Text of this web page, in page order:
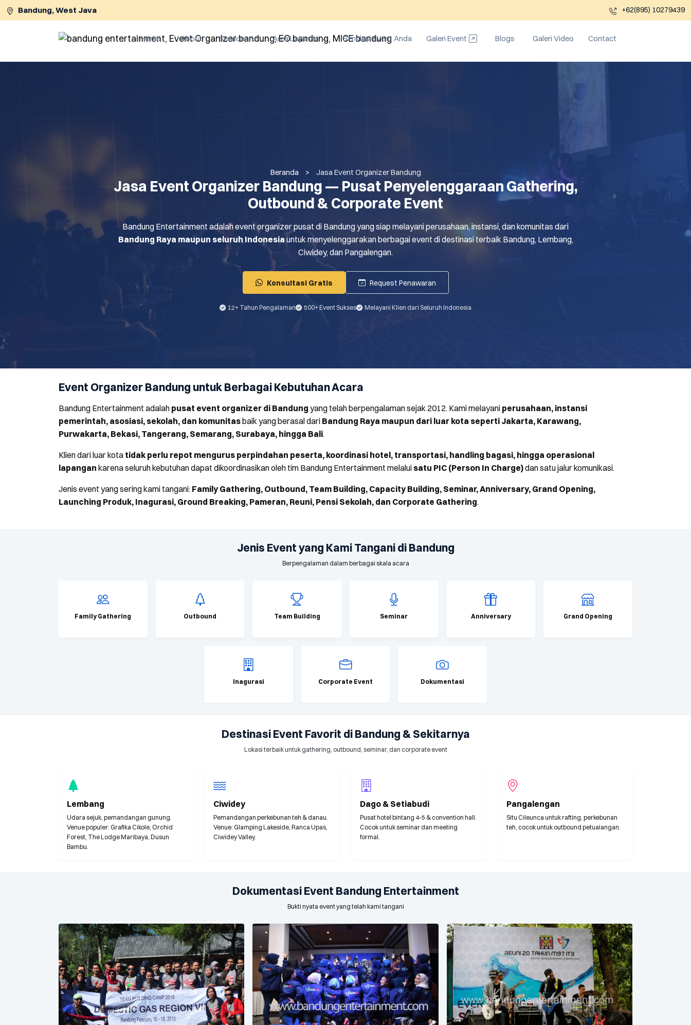
Bandung, West Java +62(895) 10279439
Home About Services Area Layanan Simulasi Event Anda Galeri Event Blogs Galeri Video Contact
Beranda > Jasa Event Organizer Bandung
Jasa Event Organizer Bandung — Pusat Penyelenggaraan Gathering,
Outbound & Corporate Event
Bandung Entertainment adalah event organizer pusat di Bandung yang siap melayani perusahaan, instansi, dan komunitas dari
Bandung Raya maupun seluruh Indonesiauntuk menyelenggarakan berbagai event di destinasi terbaik Bandung, Lembang,
Ciwidey, dan Pangalengan.
Konsultasi Gratis Request Penawaran
12+ Tahun Pengalaman 500+ Event Sukses Melayani Klien dari Seluruh Indonesia
Event Organizer Bandung untuk Berbagai Kebutuhan Acara
Bandung Entertainment adalah pusat event organizer di Bandung yang telah berpengalaman sejak 2012. Kami melayani perusahaan, instansi
pemerintah, asosiasi, sekolah, dan komunitasbaik yang berasal dari Bandung Raya maupun dari luar kota seperti Jakarta, Karawang,
Purwakarta, Bekasi, Tangerang, Semarang, Surabaya, hingga Bali.
Klien dari luar kota tidak perlu repot mengurus perpindahan peserta, koordinasi hotel, transportasi, handling bagasi, hingga operasional
lapangan karena seluruh kebutuhan dapat dikoordinasikan oleh tim Bandung Entertainment melalui satu PIC (Person In Charge)dan satu jalur komunikasi.
Jenis event yang sering kami tangani: Family Gathering, Outbound, Team Building, Capacity Building, Seminar, Anniversary, Grand Opening,
Launching Produk, Inagurasi, Ground Breaking, Pameran, Reuni, Pensi Sekolah, dan Corporate Gathering.
Jenis Event yang Kami Tangani di Bandung
Berpengalaman dalam berbagai skala acara
Family Gathering Outbound Team Building Seminar Anniversary Grand Opening
Inagurasi Corporate Event Dokumentasi
Destinasi Event Favorit di Bandung & Sekitarnya
Lokasi terbaik untuk gathering, outbound, seminar, dan corporate event
Lembang
Udara sejuk, pemandangan gunung.
Venue populer: Grafika Cikole, Orchid
Forest, The Lodge Maribaya, Dusun
Bambu.
Ciwidey
Pemandangan perkebunan teh & danau.
Venue: Glamping Lakeside, Ranca Upas,
Ciwidey Valley.
Dago & Setiabudi
Pusat hotel bintang 4-5 & convention hall.
Cocok untuk seminar dan meeting
formal.
Pangalengan
Situ Cileunca untuk rafting, perkebunan
teh, cocok untuk outbound petualangan.
Dokumentasi Event Bandung Entertainment
Bukti nyata event yang telah kami tangani